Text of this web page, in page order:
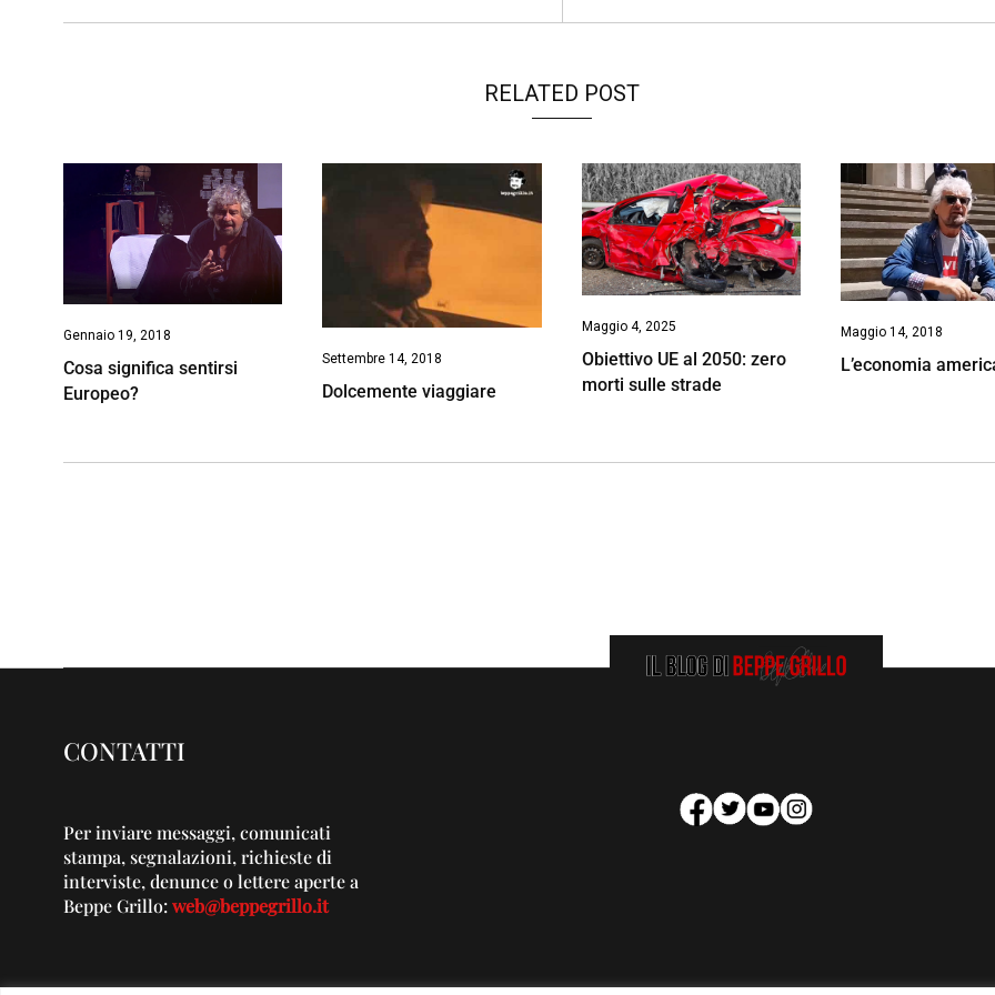
RELATED POST
Gennaio 19, 2018
Cosa significa sentirsi
Europeo?
Settembre 14, 2018
Dolcemente viaggiare
Maggio 4, 2025
Obiettivo UE al 2050: zero
morti sulle strade
Maggio 14, 2018
L’economia
CONTATTI
Per inviare messaggi, comunicati
stampa, segnalazioni, richieste di
interviste, denunce o lettere aperte a
Beppe Grillo:web@beppegrillo.it